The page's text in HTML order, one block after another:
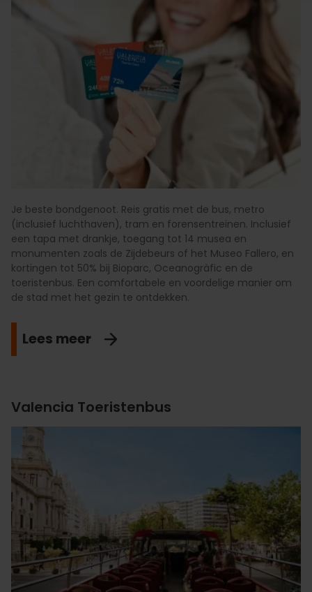
Je beste bondgenoot. Reis gratis met de bus, metro
(inclusief luchthaven), tram en forensentreinen. Inclusief
een tapa met drankje, toegang tot 14 musea en
monumenten zoals de Zijdebeurs of het Museo Fallero, en
kortingen tot 50% bij Bioparc, Oceanogràfic en de
toeristenbus. Een comfortabele en voordelige manier om
de stad met het gezin te ontdekken.
Lees meer
Valencia Toeristenbus